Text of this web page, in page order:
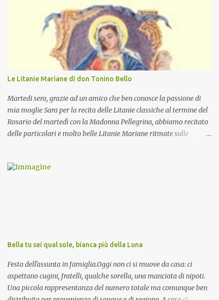
Le Litanie Mariane di don Tonino Bello
Martedi sera, grazie ad un amico che ben conosce la passione di
mia moglie Sara per la recita delle Litanie classiche al termine del
Rosario del martedì con la Madonna Pellegrina, abbiamo recitato
delle particolari e molto belle Litanie Mariane ritmate sulle
preghiera.
Bella tu sei qual sole, bianca più della Luna
Festa dell'assunta in famiglia.Oggi non ci si muove da casa: ci
aspettano cugini, fratelli, qualche sorella, una manciata di nipoti.
Una piccola rappresentanza del numero totale ma comunque ben